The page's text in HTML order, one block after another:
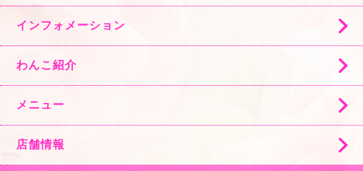
インフォメーション
わんこ紹介
メニュー
店舗情報